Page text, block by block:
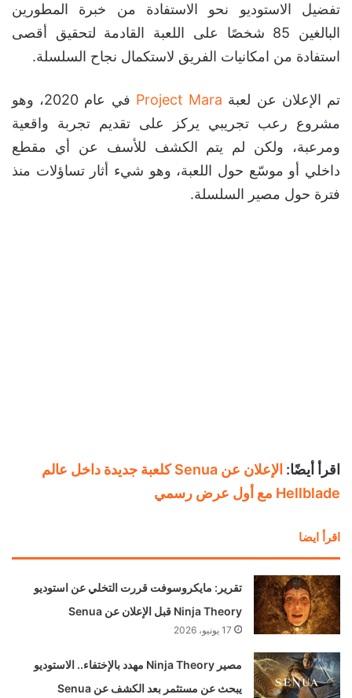
تفضيل الاستوديو نحو الاستفادة من خبرة المطورين
البالغين 85 شخصًا على اللعبة القادمة لتحقيق أقصى
استفادة من امكانيات الفريق لاستكمال نجاح السلسلة.
تم الإعلان عن لعبة Project Mara
في عام 2020، وهو
مشروع رعب تجريبي يركز على تقديم تجربة واقعية
ومرعبة، ولكن لم يتم الكشف للأسف عن أي مقطع
داخلي أو موسّع حول اللعبة، وهو شيء أثار تساؤلات منذ
فترة حول مصير السلسلة.
اقرأ أيضًا:
الإعلان عن Senua كلعبة جديدة داخل عالم
Hellblade مع أول عرض رسمي
اقرأ ايضا
تقرير: مايكروسوفت قررت التخلي عن استوديو
Ninja Theory قبل الإعلان عن Senua
17 يونيو، 2026
مصير Ninja Theory مهدد بالإختفاء.. الاستوديو
يبحث عن مستثمر بعد الكشف عن Senua